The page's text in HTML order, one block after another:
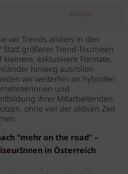
Anzeige
wir Trends anders in den
größerer Trend-Tourneen
exklusivere Formate,
hinweg ausrollen
wir weiterhin an hybriden
und
ihrer Mitarbeitenden
ohne viel der aktiven Zeit
“mehr on the road” –
in Österreich